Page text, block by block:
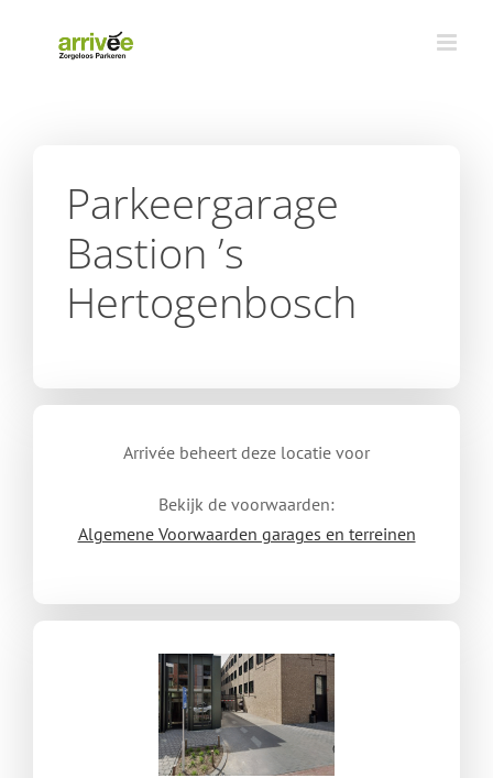
Parkeergarage
Bastion ’s
Hertogenbosch
Arrivée beheert deze locatie voor
Bekijk de voorwaarden:
Algemene Voorwaarden garages en terreinen